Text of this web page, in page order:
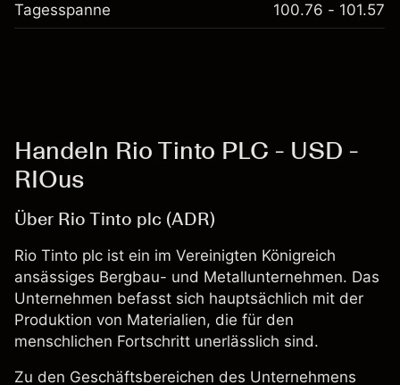
Tagesspanne 100.76 - 101.57
Handeln Rio Tinto PLC - USD -
RIOus
Über Rio Tinto plc (ADR)
Rio Tinto plc ist ein im Vereinigten Königreich
ansässiges Bergbau- und Metallunternehmen. Das
Unternehmen befasst sich hauptsächlich mit der
Produktion von Materialien, die für den
menschlichen Fortschritt unerlässlich sind.
Zu den Geschäftsbereichen des Unternehmens